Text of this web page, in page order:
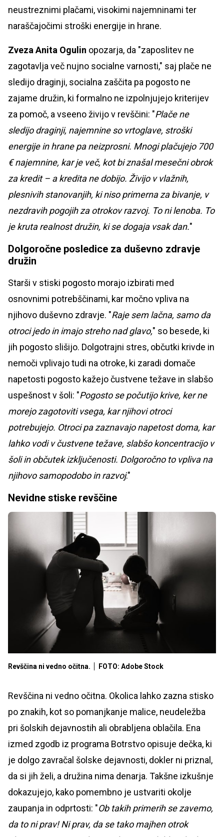
neustreznimi plačami, visokimi najemninami ter
naraščajočimi stroški energije in hrane.
Zveza Anita Ogulin opozarja, da "zaposlitev ne
zagotavlja več nujno socialne varnosti," saj plače ne
sledijo draginji, socialna zaščita pa pogosto ne
zajame družin, ki formalno ne izpolnjujejo kriterijev
za pomoč, a vseeno živijo v revščini: "Plače ne
sledijo draginji, najemnine so vrtoglave, stroški
energije in hrane pa neizprosni. Mnogi plačujejo 700
€ najemnine, kar je več, kot bi znašal mesečni obrok
za kredit – a kredita ne dobijo. Živijo v vlažnih,
plesnivih stanovanjih, ki niso primerna za bivanje, v
nezdravih pogojih za otrokov razvoj. To ni lenoba. To
je kruta realnost družin, ki se dogaja vsak dan."
Dolgoročne posledice za duševno zdravje
družin
Starši v stiski pogosto morajo izbirati med
osnovnimi potrebščinami, kar močno vpliva na
njihovo duševno zdravje. "Raje sem lačna, samo da
otroci jedo in imajo streho nad glavo," so besede, ki
jih pogosto slišijo. Dolgotrajni stres, občutki krivde in
nemoči vplivajo tudi na otroke, ki zaradi domače
napetosti pogosto kažejo čustvene težave in slabšo
uspešnost v šoli: "Pogosto se počutijo krive, ker ne
morejo zagotoviti vsega, kar njihovi otroci
potrebujejo. Otroci pa zaznavajo napetost doma, kar
lahko vodi v čustvene težave, slabšo koncentracijo v
šoli in občutek izključenosti. Dolgoročno to vpliva na
njihovo samopodobo in razvoj."
Nevidne stiske revščine
Revščina ni vedno očitna. FOTO: Adobe Stock
Revščina ni vedno očitna. Okolica lahko zazna stisko
po znakih, kot so pomanjkanje malice, neudeležba
pri šolskih dejavnostih ali obrabljena oblačila. Ena
izmed zgodb iz programa Botrstvo opisuje dečka, ki
je dolgo zavračal šolske dejavnosti, dokler ni priznal,
da si jih želi, a družina nima denarja. Takšne izkušnje
dokazujejo, kako pomembno je ustvariti okolje
zaupanja in odprtosti: "Ob takih primerih se zavemo,
da to ni prav! Ni prav, da se tako majhen otrok